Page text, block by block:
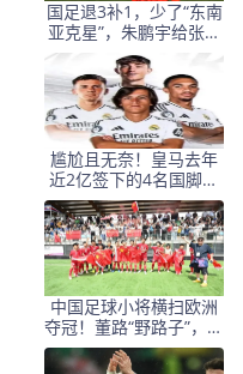
国足退3补1，少了“东南
亚克星”，朱鹏宇给张玉
宁当替补 防线不稳
尴尬且无奈！皇马去年
近2亿签下的4名国脚新
援，今夏均无缘世界杯
中国足球小将横扫欧洲
夺冠！董路“野路子”，撕
开了谁的遮羞布？